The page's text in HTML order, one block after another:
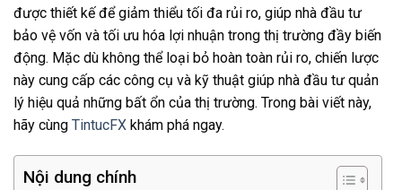
được thiết kế để giảm thiểu tối đa rủi ro, giúp nhà đầu tư
bảo vệ vốn và tối ưu hóa lợi nhuận trong thị trường đầy biến
động. Mặc dù không thể loại bỏ hoàn toàn rủi ro, chiến lược
này cung cấp các công cụ và kỹ thuật giúp nhà đầu tư quản
lý hiệu quả những bất ổn của thị trường. Trong bài viết này,
hãy cùng TintucFX khám phá ngay.
Nội dung chính